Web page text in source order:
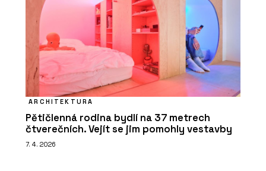
ARCHITEKTURA
Pětičlenná rodina bydlí na 37 metrech
čtverečních. Vejít se jim pomohly vestavby
7. 4. 2026